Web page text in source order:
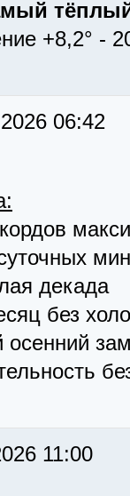
тёплый
+8,2° -
06:42
декада
без
11:00